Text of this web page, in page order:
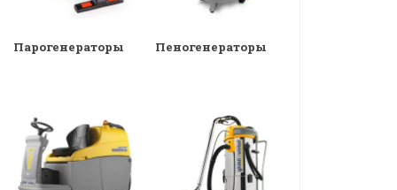
Парогенераторы Пеногенераторы